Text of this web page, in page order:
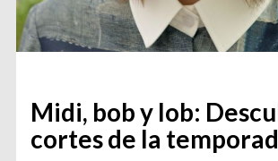
Midi, bob y lob:
cortes de la